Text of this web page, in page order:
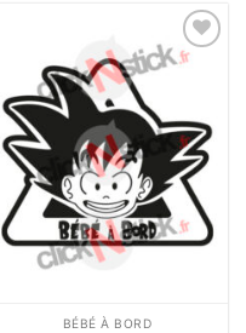
6.90€
Ajouter
BÉBÉ À BORD